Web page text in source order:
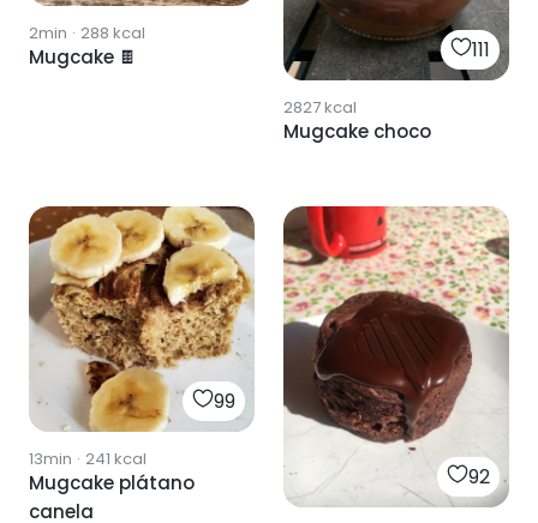
2min · 288 kcal
Mugcake 🍫 111
2827kcal
Mugcake choco
99
13min · 241 kcal
Mugcake plátano
canela
92